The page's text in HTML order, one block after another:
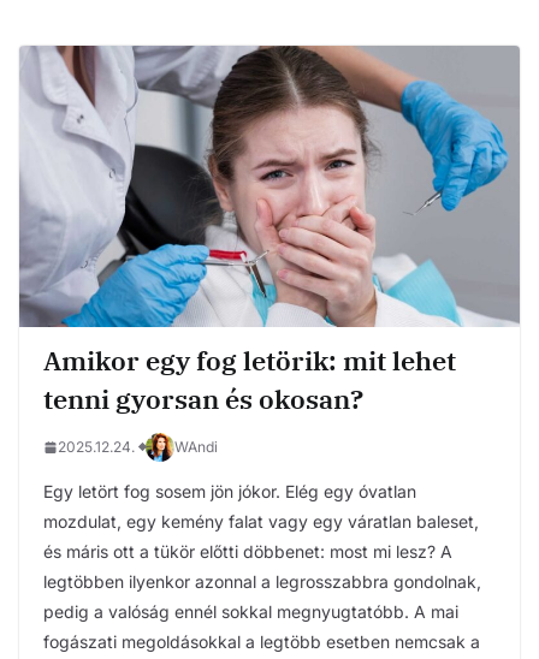
Amikor egy fog letörik: mit lehet
tenni gyorsan és okosan?
2025.12.24. WAndi
Egy letört fog sosem jön jókor. Elég egy óvatlan
mozdulat, egy kemény falat vagy egy váratlan baleset,
és máris ott a tükör előtti döbbenet: most mi lesz? A
legtöbben ilyenkor azonnal a legrosszabbra gondolnak,
pedig a valóság ennél sokkal megnyugtatóbb. A mai
fogászati megoldásokkal a legtöbb esetben nemcsak a